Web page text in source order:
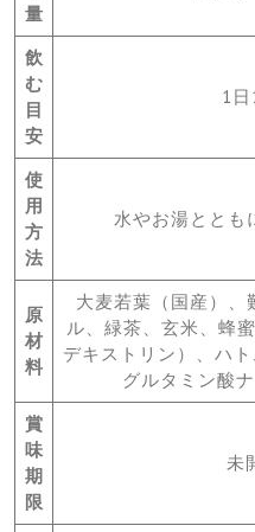
量
飲
む
目
安
1
使
用
方
法
水やお湯ととも
原
材
料
大麦若葉（国産）、
ル、緑茶、玄米、蜂
デキストリン）、ハ
グルタミン酸
賞
味
期
限
未